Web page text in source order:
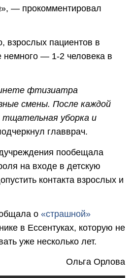
», — прокомментировал
взрослых пациентов в
немного — 1-2 человека в
фтизиатра
смены. После каждой
уборка и
главврач.
пообещала
на входе в детскую
контакта взрослых и
о «страшной»
в Ессентуках, которую не
уже несколько лет.
Ольга Орлова